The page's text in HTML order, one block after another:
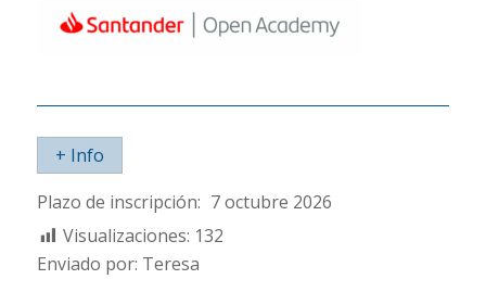
+ Info
Plazo de inscripción: 7 octubre 2026
Visualizaciones: 132
Enviado por: Teresa